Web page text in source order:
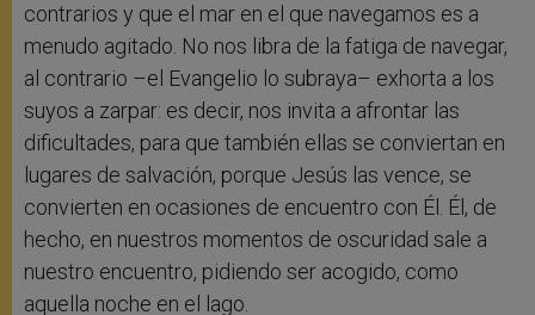
contrarios y que el mar en el que navegamos es a
menudo agitado. No nos libra de la fatiga de navegar,
al contrario –el Evangelio lo subraya– exhorta a los
suyos a zarpar: es decir, nos invita a afrontar las
dificultades, para que también ellas se conviertan en
lugares de salvación, porque Jesús las vence, se
convierten en ocasiones de encuentro con Él. Él, de
hecho, en nuestros momentos de oscuridad sale a
nuestro encuentro, pidiendo ser acogido, como
aquella noche en el lago.